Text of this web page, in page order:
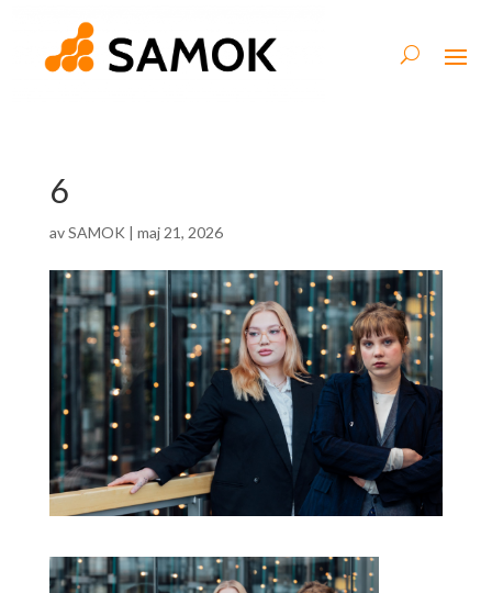
6
avSAMOK | maj 21, 2026